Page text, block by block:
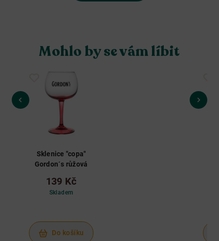
Mohlo by se vám líbit
Sklenice "copa"
Gordon´s růžová
139 Kč
Skladem
Do košíku